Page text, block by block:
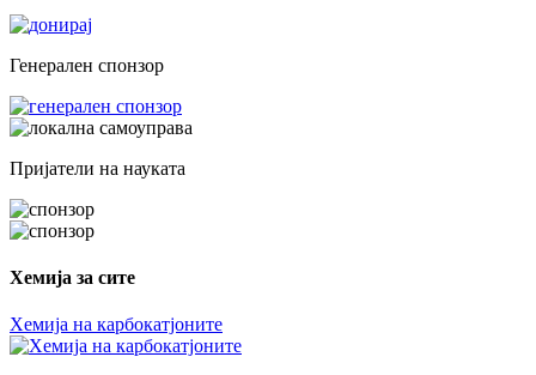
Генерален спонзор
Пријатели на науката
Хемија за сите
Хемија на карбокатјоните